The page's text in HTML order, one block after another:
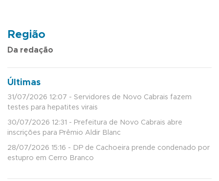
Região
Da redação
Últimas
31/07/2026 12:07 - Servidores de Novo Cabrais fazem
testes para hepatites virais
30/07/2026 12:31 - Prefeitura de Novo Cabrais abre
inscrições para Prêmio Aldir Blanc
28/07/2026 15:16 - DP de Cachoeira prende condenado por
estupro em Cerro Branco